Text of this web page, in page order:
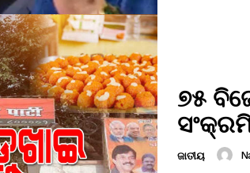
୭୫
ଜାତୀୟ